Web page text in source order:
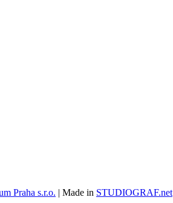
Praha s.r.o. | Made in STUDIOGRAF.net